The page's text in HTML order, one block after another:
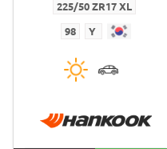
225/50 ZR17 XL
98 Y